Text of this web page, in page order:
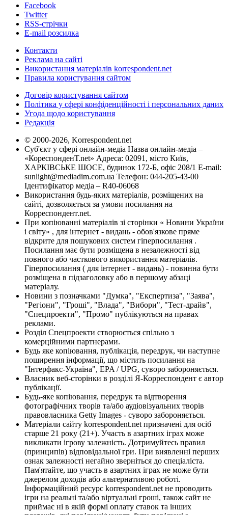
Facebook
Twitter
RSS-стрічки
E-mail розсилка
Контакти
Реклама на сайті
Використання матеріалів korrespondent.net
Правила користування сайтом
Договір користування сайтом
Політика у сфері конфіденційності і персональних даних
Угода щодо користування
Редакція
© 2000-2026, Korrespondent.net
Суб'єкт у сфері онлайн-медіа Назва онлайн-медіа –
«КореспонденТ.net» Адреса: 02091, місто Київ,
ХАРКІВСЬКЕ ШОСЕ, будинок 172-Б, офіс 208/1 E-mail:
sunlight@mediadim.com.ua Телефон: 044-205-43-00
Ідентифікатор медіа – R40-06068
Використання будь-яких матеріалів, розміщених на
сайті, дозволяється за умови посилання на
Корреспондент.net.
При копіюванні матеріалів зі сторінки « Новини України
і світу» , для інтернет - видань - обов'язкове пряме
відкрите для пошукових систем гіперпосилання .
Посилання має бути розміщена в незалежності від
повного або часткового використання матеріалів.
Гіперпосилання ( для інтернет - видань) - повинна бути
розміщена в підзаголовку або в першому абзаці
матеріалу.
Новини з позначками "Думка", "Експертиза", "Заява",
"Регіони", "Гроші", "Влада", "Вибори", "Тест-драйв",
"Спецпроекти", "Промо" публікуються на правах
реклами.
Розділ Спецпроекти створюється спільно з
комерційними партнерами.
Будь яке копіювання, публікація, передрук, чи наступне
поширення інформації, що містить посилання на
"Інтерфакс-Україна", EPA / UPG, суворо забороняється.
Власник веб-сторінки в розділі Я-Корреспондент є автор
публікації.
Будь-яке копіювання, передрук та відтворення
фотографічних творів та/або аудіовізуальних творів
правовласника Getty Images - суворо забороняється.
Матеріали сайту korrespondent.net призначені для осіб
старше 21 року (21+). Участь в азартних іграх може
викликати ігрову залежність. Дотримуйтесь правил
(принципів) відповідальної гри. При виявленні перших
ознак залежності негайно зверніться до спеціаліста.
Пам'ятайте, що участь в азартних іграх не може бути
джерелом доходів або альтернативою роботі.
Інформаційний ресурс korrespondent.net не проводить
ігри на реальні та/або віртуальні гроші, також сайт не
приймає ні в якій формі оплату ставок та інших